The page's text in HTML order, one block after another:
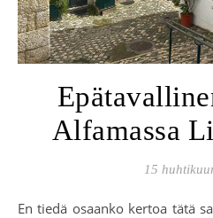
Alfamassa
15
En tiedä osaanko kertoa tätä sanoin niin, että voisin viedä